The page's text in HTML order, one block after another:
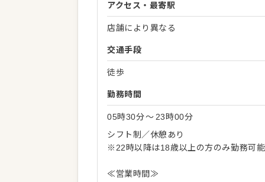
アクセス・最寄駅
店舗により異なる
交通手段
徒歩
勤務時間
05時30分〜 23時00分
シフト制／休憩あり
※22時以降は18歳以上の方のみ勤務可能
≪営業時間≫